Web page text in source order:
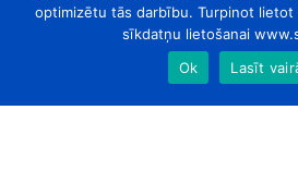
optimizētu tās darbību. Turpinot
sīkdatņu lietošanai
Ok
Lasīt